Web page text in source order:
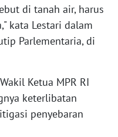
di tanah air, harus
kata Lestari dalam
Parlementaria, di
Ketua MPR RI
keterlibatan
penyebaran